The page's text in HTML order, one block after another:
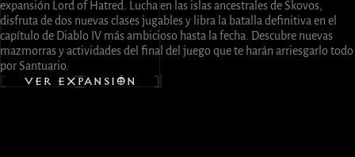
expansión Lord of Hatred. Lucha en las islas ancestrales de Skovos,
disfruta de dos nuevas clases jugables y libra la batalla definitiva en el
capítulo de Diablo IV más ambicioso hasta la fecha. Descubre nuevas
mazmorras y actividades del final del juego que te harán arriesgarlo todo
por Santuario.
VER EXPANSIÓN